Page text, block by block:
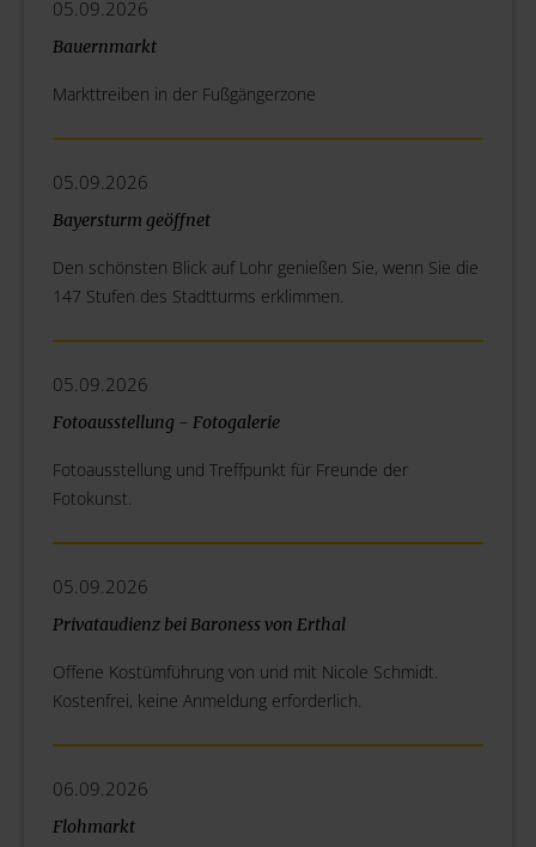
05.09.2026
Bauernmarkt
Markttreiben in der Fußgängerzone
05.09.2026
Bayersturm geöffnet
Den schönsten Blick auf Lohr genießen Sie, wenn Sie die
147 Stufen des Stadtturms erklimmen.
05.09.2026
Fotoausstellung - Fotogalerie
Fotoausstellung und Treffpunkt für Freunde der
Fotokunst.
05.09.2026
Privataudienz bei Baroness von Erthal
Offene Kostümführung von und mit Nicole Schmidt.
Kostenfrei, keine Anmeldung erforderlich.
06.09.2026
Flohmarkt